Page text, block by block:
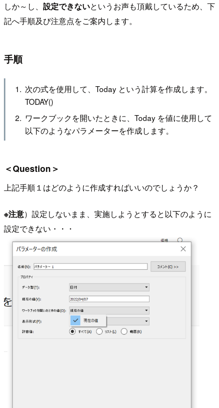
しか～し、 設定できないというお声も頂戴しているため、下
記へ手順及び注意点をご案内します。
手順
次の式を使用して、Today という計算を作成します。
TODAY()
ワークブックを開いたときに、Today を値に使用して
以下のようなパラメーターを作成します。
＜Question＞
上記手順１はどのように作成すればいいのでしょうか？
※注意）設定しないまま、実施しようとすると以下のように
設定できない・・・